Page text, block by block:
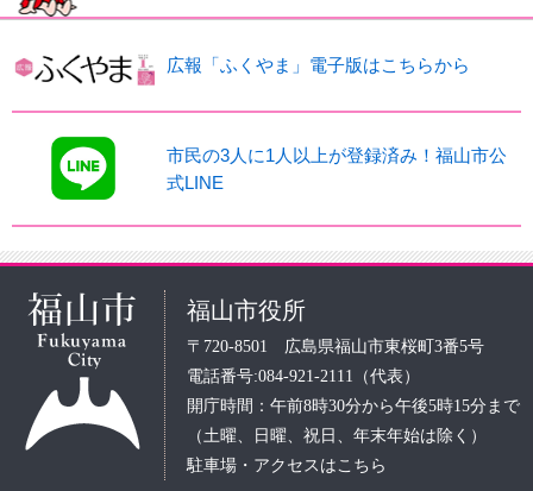
広報「ふくやま」電子版はこちらから
市民の3人に1人以上が登録済み！福山市公
式LINE
福山市役所
〒720-8501 広島県福山市東桜町3番5号
電話番号:084-921-2111（代表）
開庁時間：午前8時30分から午後5時15分まで
（土曜、日曜、祝日、年末年始は除く）
駐車場・アクセスはこちら